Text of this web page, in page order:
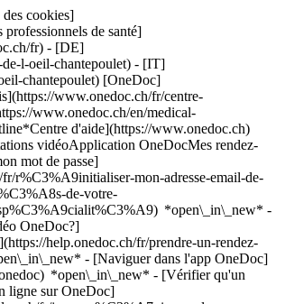
cookies]
de santé]
fr) - [DE]
de-l-oeil-chantepoulet) - [IT]
chantepoulet) [OneDoc]
www.onedoc.ch/fr/centre-
www.onedoc.ch/en/medical-
d'aide](https://www.onedoc.ch)
vidéoApplication OneDocMes rendez-
mot de passe]
r%C3%A9initialiser-mon-adresse-email-de-
de-votre-
*open\_in\_new* -
OneDoc?]
help.onedoc.ch/fr/prendre-un-rendez-
- [Naviguer dans l'app OneDoc]
*open\_in\_new* - [Vérifier qu'un rendez-vous est confirmé](https://help.onedoc.ch/fr/v%C3%A9rifier-quun-rendez-vous-est-confirm%C3%A9) *open\_in\_new* - [Annuler un rendez-vous pris en ligne sur OneDoc](https://help.onedoc.ch/fr/annuler-un-rendez-vous-pris-en-ligne-sur-onedoc) *open\_in\_new* - [Je ne reçois pas de confirmation de rendez-vous](https://help.onedoc.ch/fr/je-ne-re%C3%A7ois-pas-de-confirmation-de-rendez-vous) *open\_in\_new* [Voir tous nos articles *open\_in\_new*](https://help.onedoc.ch/fr/) # Centre de l'Oeil - Chantepoulet ![Badge indiquant un profil vérifié](https://www.onedoc.ch/assets/images/icons/checkmark.svg) ## Centre médical Carte Présentation L'équipe ![Icône patient avec un signe plus annonçant que le professionnel accepte de nouveaux patients](https://www.onedoc.ch/assets/images/icons/new-patients.svg) ### Patients acceptés Centre de l'Oeil - Chantepoulet accepte les nouveaux patients ![Icône mallette annonçant les spécialités du professionnel de santé](https://www.onedoc.ch/assets/images/icons/specialties.svg) ### Spécialités Chirurgie ophtalmique Ophtalmologie [*arrow\_drop\_down*Voir plus](https://www.onedoc.ch) ![Icône microscope annonçant les expertises dans lesquelles le professionnel est spécialisé](https://www.onedoc.ch/assets/images/icons/expertises.svg) ### Expertises Astigmatisme Champ visuel Chirurgie de la cataracte Chirurgie de la rétine Conjonctivite Dégénérescence Maculaire Liée à l'Âge | DMLA Examen de la vue Glaucome Ophtalmo-diabétologie Ophtalmologie pédiatrique Presbytie Sécheresse oculaire Test de la vue pour permis de conduire Trouble de la vision [*arrow\_drop\_down*Voir plus](https://www.onedoc.ch) ![Marqueur annonçant la carte et les informations d’accès du cabinet](https://www.onedoc.ch/assets/images/icons/map.svg) ### Carte et informations d'accès #### Centre de l'Oeil - Chantepoulet Rue de Chantepoulet 10 1201 Genève #### Horaire d'ouverture Actuellement fermé - Ouvre jeudi à 08:30 *expand\_more* Lundi: 08:30 - 12:30 et 13:30 - 17:30 Mardi: 08:30 - 12:30 et 13:30 - 17:30 Mercredi: 08:30 - 12:30 et 14:00 - 18:00 Jeudi: 08:30 - 12:30 et 13:00 - 18:00 Vendredi: 08:30 - 12:30 et 13:30 - 18:00 Samedi: Fermé Dimanche: Fermé #### Centre de l'Oeil OnO [Le réseau ophtalmologique OnO](https://www.onedoc.ch/fr/reseau-de-centres-et-de-cliniques-ophtalmologiques-hautement-specialises/gdr0/centre-de-l-oeil-ono "Le réseau ophtalmologique OnO - Centre de l'Oeil OnO") ![Icône document annonçant la présentation de l’établissement](https://www.onedoc.ch/assets/images/icons/presentation.svg) ### Présentation de l'établissement Le __Centre de l’Oeil Chantepoulet__, situé à Genève, est un centre médical spécialisé en ophtalmologie, dédié à la prise en charge des troubles de la vision et des pathologies oculaires. L’ophtalmologie est une spécialité médicale qui concerne le diagnostic, le traitement et la prévention des maladies de l’œil, telles que la cataracte, le glaucome ou la dégénérescence maculaire, ainsi que le suivi de la vision au quotidien. Le centre propose des consultations courantes comme la mesure de la vue, le contrôle de la pression oculaire, l’examen de la cornée et de la rétine, ainsi que le dépistage précoce de pathologies oculaires. Les urgences ophtalmologiques, comme les conjonctivites ou les corps étrangers dans l’œil, sont également prises en charge. Des examens spécifiques, notamment pour les permis de conduire ou les bilans visuels annuels, sont réalisés sur place. Une équipe de médecins ophtalmologues et de professionnels de santé assure le suivi des patients, avec orientation vers des prises en charge chirurgicales si nécessaire. [*arrow\_drop\_down*Voir plus](https://www.onedoc.ch) [](https://assets.onedoc.ch/images/entities/ffc8a9b4ddc63baf5985dbcbdf2da09b848f6088cfa5b828813d49d15a1212bb.png)[![Centre de l'Oeil - Chantepoulet, centre médical à Genève](https://assets.onedoc.ch/images/entities/541e6c324a5e5c7448ec307047fe4e9b0a569900bfe1cba5cca3ad40c70738da-small.jpg "Centre de l'Oeil - Chantepoulet, centre médical à Genève")](https://assets.onedoc.ch/images/entities/541e6c324a5e5c7448ec307047fe4e9b0a569900bfe1cba5cca3ad40c70738da.jpg)[![Centre de l'Oeil - Chantepoulet, centre médical à Genève](https://assets.onedoc.ch/images/entities/4009ada5e0da61cf3f8abba2c44ea2d27b5e686e5ab091dfb50440652b1d2ffa-small.jpg "Centre de l'Oeil - Chantepoulet, centre médical à Genève")](https://assets.onedoc.ch/images/entities/4009ada5e0da61cf3f8abba2c44ea2d27b5e686e5ab091dfb50440652b1d2ffa.jpg)[![Centre de l'Oeil - Chantepoulet, centre médical à Genève](https://assets.onedoc.ch/images/entities/a853536c2ee225d4611138206daf5ad3421bc7ba43ef1e3ab5052c1bdaa6edc5-small.jpg "Centre de l'Oeil - Chantepoulet, centre médical à Genève")](https://assets.onedoc.ch/images/entities/a853536c2ee225d4611138206daf5ad3421bc7ba43ef1e3ab5052c1bdaa6edc5.jpg)[![Centre de l'Oeil - Chantepoulet, centre médical à Genève](https://assets.onedoc.ch/images/entities/1883c872e63569bf4e518e0e3413c6533d0090adfa56f9de6b748ec18c515b09-small.jpg "Centre de l'Oeil - Chantepoulet, centre médical à Genève")](https://assets.onedoc.ch/images/entities/1883c872e63569bf4e518e0e3413c6533d0090adfa56f9de6b748ec18c515b09.jpg) ![Icône groupe de personnes annonçant la liste des professionnels de santé de l’établissement](https://www.onedoc.ch/assets/images/icons/team.svg) ### L'équipe Chirurgienne ophtalmologue [![Gaia Ceresara, chirurgienne ophtalmologue à Genève](https://assets.onedoc.ch/images/users/0f57bce5d863871f5e7d27888a000241b39c273f9e5897ba3c51dce17fea690d-small.jpg "Gaia Ceresara, chirurgienne ophtalmologue à Genève") \ __Dr. Gaia Ceresara__](https://www.onedoc.ch/fr/chirurgienne-ophtalmologue/geneve/pc29u/dr-gaia-ceresara) Ophtalmologues [![Danial Al khatib, ophtalmologue à Genève](https://assets.onedoc.ch/images/users/cfd9b144865b28928c4fd8b35fa509e5bc186f5759fd6c97db839c01adbc1cc1-small.jpg "Danial Al khatib, ophtalmologue à Genève") \ __Dr. Danial Al khatib__](https://www.onedoc.ch/fr/ophtalmologue/geneve/pc28w/dr-danial-al-khatib) [![Nicolas Haaz, ophtalmologue à Genève](https://assets.onedoc.ch/images/users/cba22c9ac0b99f7c69f4d6dda256de9fef9f01c00f59a45bceb6283ab620b501-small.jpg "Nicolas Haaz, ophtalmologue à Genève") \ __Dr. Nicolas Haaz__](https://www.onedoc.ch/fr/ophtalmologue/geneve/pc29t/dr-nicolas-haaz) ![Icône bulle de dialogue annonçant la section FAQ](https://www.onedoc.ch/assets/images/icons/faq.svg) ### FAQ *expand\_more* *keyboard\_arrow\_right* ## Quelle est l'adresse de Centre de l'Oeil - Chantepoulet? Centre de l'Oeil - Chantepoulet reçoit des patients à Rue de Chantepoulet 10, 1201 Genève. * * * *keyboard\_arrow\_right* ## Quels sont les horaires d'ouverture de Centre de l'Oeil - Chantepoulet? Centre de l'Oeil - Chantepoulet est ouvert: - Le lundi de 08:30 à 12:30 et de 13:30 à 17:30 - Le mardi de 08:30 à 12:30 et de 13:30 à 17:30 - Le mercredi de 08:30 à 12:30 et de 14:00 à 18:00 - Le jeudi de 08:30 à 12:30 et de 13:00 à 18:00 - Le vendredi de 08:30 à 12:30 et de 13:30 à 18:00 - Le samedi fermé - Le dimanche fermé * * * *keyboard\_arrow\_right* ## Quel est le numéro de téléphone de Centre de l'Oeil - Chantepoulet? Le numéro de téléphone de Centre de l'Oeil - Chantepoulet est [022 732 74 74](tel:+41227327474). * * * *keyboard\_arrow\_right* ## Quelles sont les spécialités pratiquées au sein de Centre de l'Oeil - Chantepoulet? Centre de l'Oeil - Chantepoulet propose des consultations en [Chirurgie ophtalmique](https://www.onedoc.ch/fr/chirurgien-ophtalmologue/geneve) et [Ophtalmologie](https://www.onedoc.ch/fr/ophtalmologue/geneve). * * * *keyboard\_arrow\_right* ## Quelles sont les expertises de Centre de l'Oeil - Chantepoulet? Les expertises de Centre de l'Oeil - Chantepoulet sont: [Astigmatisme](https://www.onedoc.ch/fr/astigmatisme/geneve), [Champ visuel](https://www.onedoc.ch/fr/champ-visuel/geneve), [Chirurgie de la cataracte](https://www.onedoc.ch/fr/chirurgie-de-la-cataracte/geneve), [Chirurgie de la rétine](https://www.onedoc.ch/fr/chirurgie-de-la-retine/geneve), [Conjonctivite](https://www.onedoc.ch/fr/conjonctivite/geneve), [Dégénérescence Maculaire Liée à l'Âge | DMLA](https://www.onedoc.ch/fr/degenerescence-maculaire-liee-a-l-age-dmla/geneve), [Examen de la vue](https://www.onedoc.ch/fr/examen-de-la-vue/geneve), [Glaucome](https://www.onedoc.ch/fr/glaucome/geneve), [Ophtalmo-diabétologie](https://www.onedoc.ch/fr/ophtalmo-diabetologie/geneve), [Ophtalmologie pédiatrique](https://www.onedoc.ch/fr/ophtalmologie-pediatrique/geneve), [Presbytie](https://www.onedoc.ch/fr/presbytie/geneve), [Sécheresse oculaire](https://www.onedoc.ch/fr/secheresse-oculaire/geneve), [Test de la vue pour permis de conduire](https://www.onedoc.ch/fr/test-de-la-vue-pour-permis-de-conduire/geneve) et [Trouble de la vision](https://www.onedoc.ch/fr/trouble-de-la-vision/geneve). * * * *keyboard\_arrow\_right* ## Est-ce que Centre de l'Oeil - Chantepoulet accepte les nouveaux patients? Oui, Centre de l'Oeil - Chantepoulet accepte les nouveaux patients. Pour prendre rendez-vous, les nouveaux patients peuvent facilement réserver en ligne via OneDoc. * * * *keyboard\_arrow\_right* ## Quelles sont les langues parlées au sein de Centre de l'Oeil - Chantepoulet? Centre de l'Oeil - Chantepoulet propose des consultations en Arabe, Bulgare, Anglais, Français, Espagnol et Italien. 1. [OneDoc](https://www.onedoc.ch/fr/)/ 2. [Centre médical](https://www.onedoc.ch/fr/centre-medical)/ 3. [Canton de Genève](https://www.onedoc.ch/fr/centre-medical/canton-de-geneve)/ 4. [Genève](https://www.onedoc.ch/fr/centre-medical/geneve)/ 5. Centre de l'Oeil - Chantepoulet ### Prenez RDV avec Centre de l'Oeil - Chantepoulet Renseignez les informations suivantes *check* Spécialité Ophtalmologie Ophtalmologie Sélectionnez une spécialité * * * 2 Première consultation? Ceci est ma première consultation dans l'établissement pour